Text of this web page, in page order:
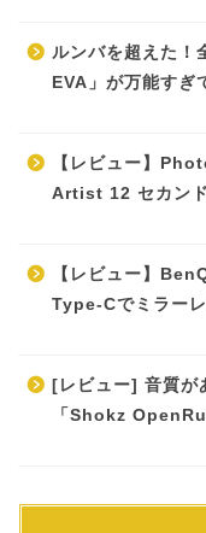
ルンバを超えた！
EVA」が万能すぎ
【レビュー】
Artist 12 セカン
【レビュー】
Type-Cでミラー
[レビュー] 音質が
「Shokz